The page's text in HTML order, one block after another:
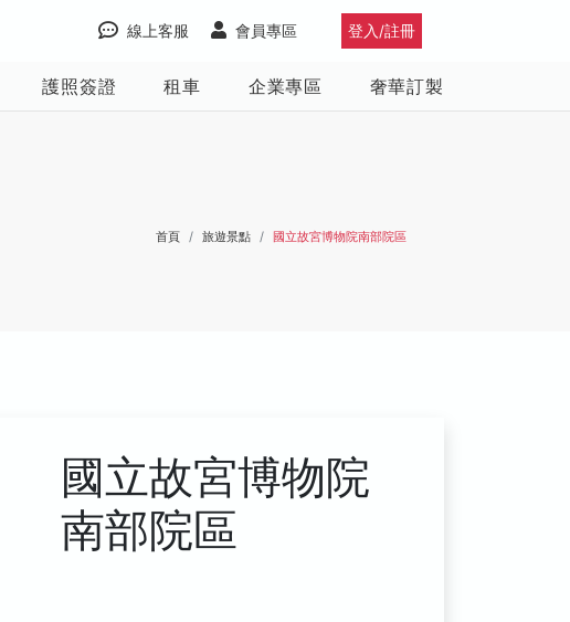
登入/註冊
會員專區
線上客服
護照簽證 租車 企業專區 奢華訂製
首頁 旅遊景點 國立故宮博物院南部院區
國立故宮博物院
南部院區